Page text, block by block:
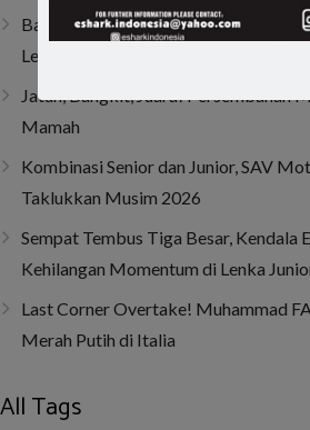
Baru Dua Bulan Berlatih, Raja
Lenka Junior Cup Prix 2026
Jatuh, Bangkit, Juara! Persembahan
Mamah
Kombinasi Senior dan Junior, SAV
Taklukkan Musim 2026
Sempat Tembus Tiga Besar, Kendala
Kehilangan Momentum di Lenka
Last Corner Overtake! Muhammad
Merah Putih di Italia
All Tags